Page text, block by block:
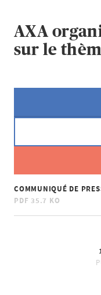
AXA
sur le
COMMUNIQUÉ DE
PDF 35.7 KO